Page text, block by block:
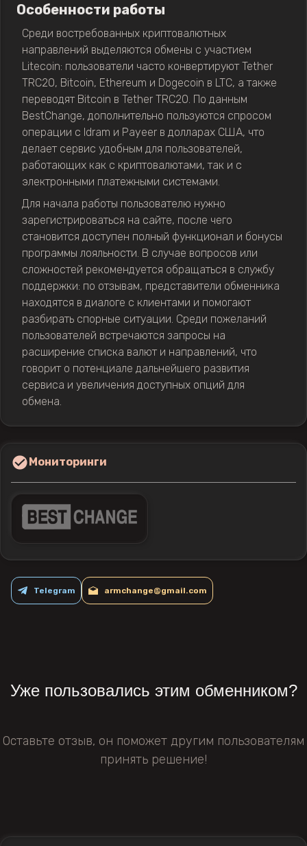
Особенности работы
Среди востребованных криптовалютных
направлений выделяются обмены с участием
Litecoin: пользователи часто конвертируют Tether
TRC20, Bitcoin, Ethereum и Dogecoin в LTC, а также
переводят Bitcoin в Tether TRC20. По данным
BestChange, дополнительно пользуются спросом
операции с Idram и Payeer в долларах США, что
делает сервис удобным для пользователей,
работающих как с криптовалютами, так и с
электронными платежными системами.
Для начала работы пользователю нужно
зарегистрироваться на сайте, после чего
становится доступен полный функционал и бонусы
программы лояльности. В случае вопросов или
сложностей рекомендуется обращаться в службу
поддержки: по отзывам, представители обменника
находятся в диалоге с клиентами и помогают
разбирать спорные ситуации. Среди пожеланий
пользователей встречаются запросы на
расширение списка валют и направлений, что
говорит о потенциале дальнейшего развития
сервиса и увеличения доступных опций для
обмена.
Мониторинги
Telegram armchange@gmail.com
Уже пользовались этим обменником?
Оставьте отзыв, он поможет другим пользователям
принять решение!